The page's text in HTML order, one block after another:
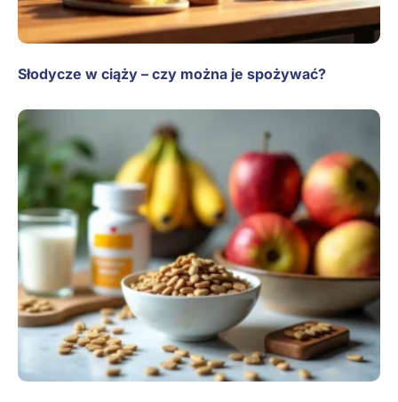
Słodycze w ciąży – czy można je spożywać?